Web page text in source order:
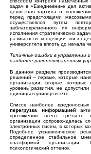
задач в «Ежедневнике дел
целостная картина о
перед предстоящими
осуществлялся путем
заблаговременного их
исполнения стратегических
размытости концепции
университета вплоть до начала
Типичные ошибки в управлении
наиболее распространенных
В данном разделе
решений – первые, которые
организации; вторые,
уровень развития, не
единицы в университете.
Список наиболее
перегрузка информацией
протяжении всего третьего
организации сопровождалась
электронных писем, в которых
Подобное управленческое
определенное стабильное
платформой организации.
психологический оттенок.